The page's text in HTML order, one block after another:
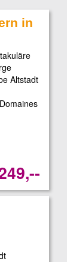
in
Altstadt